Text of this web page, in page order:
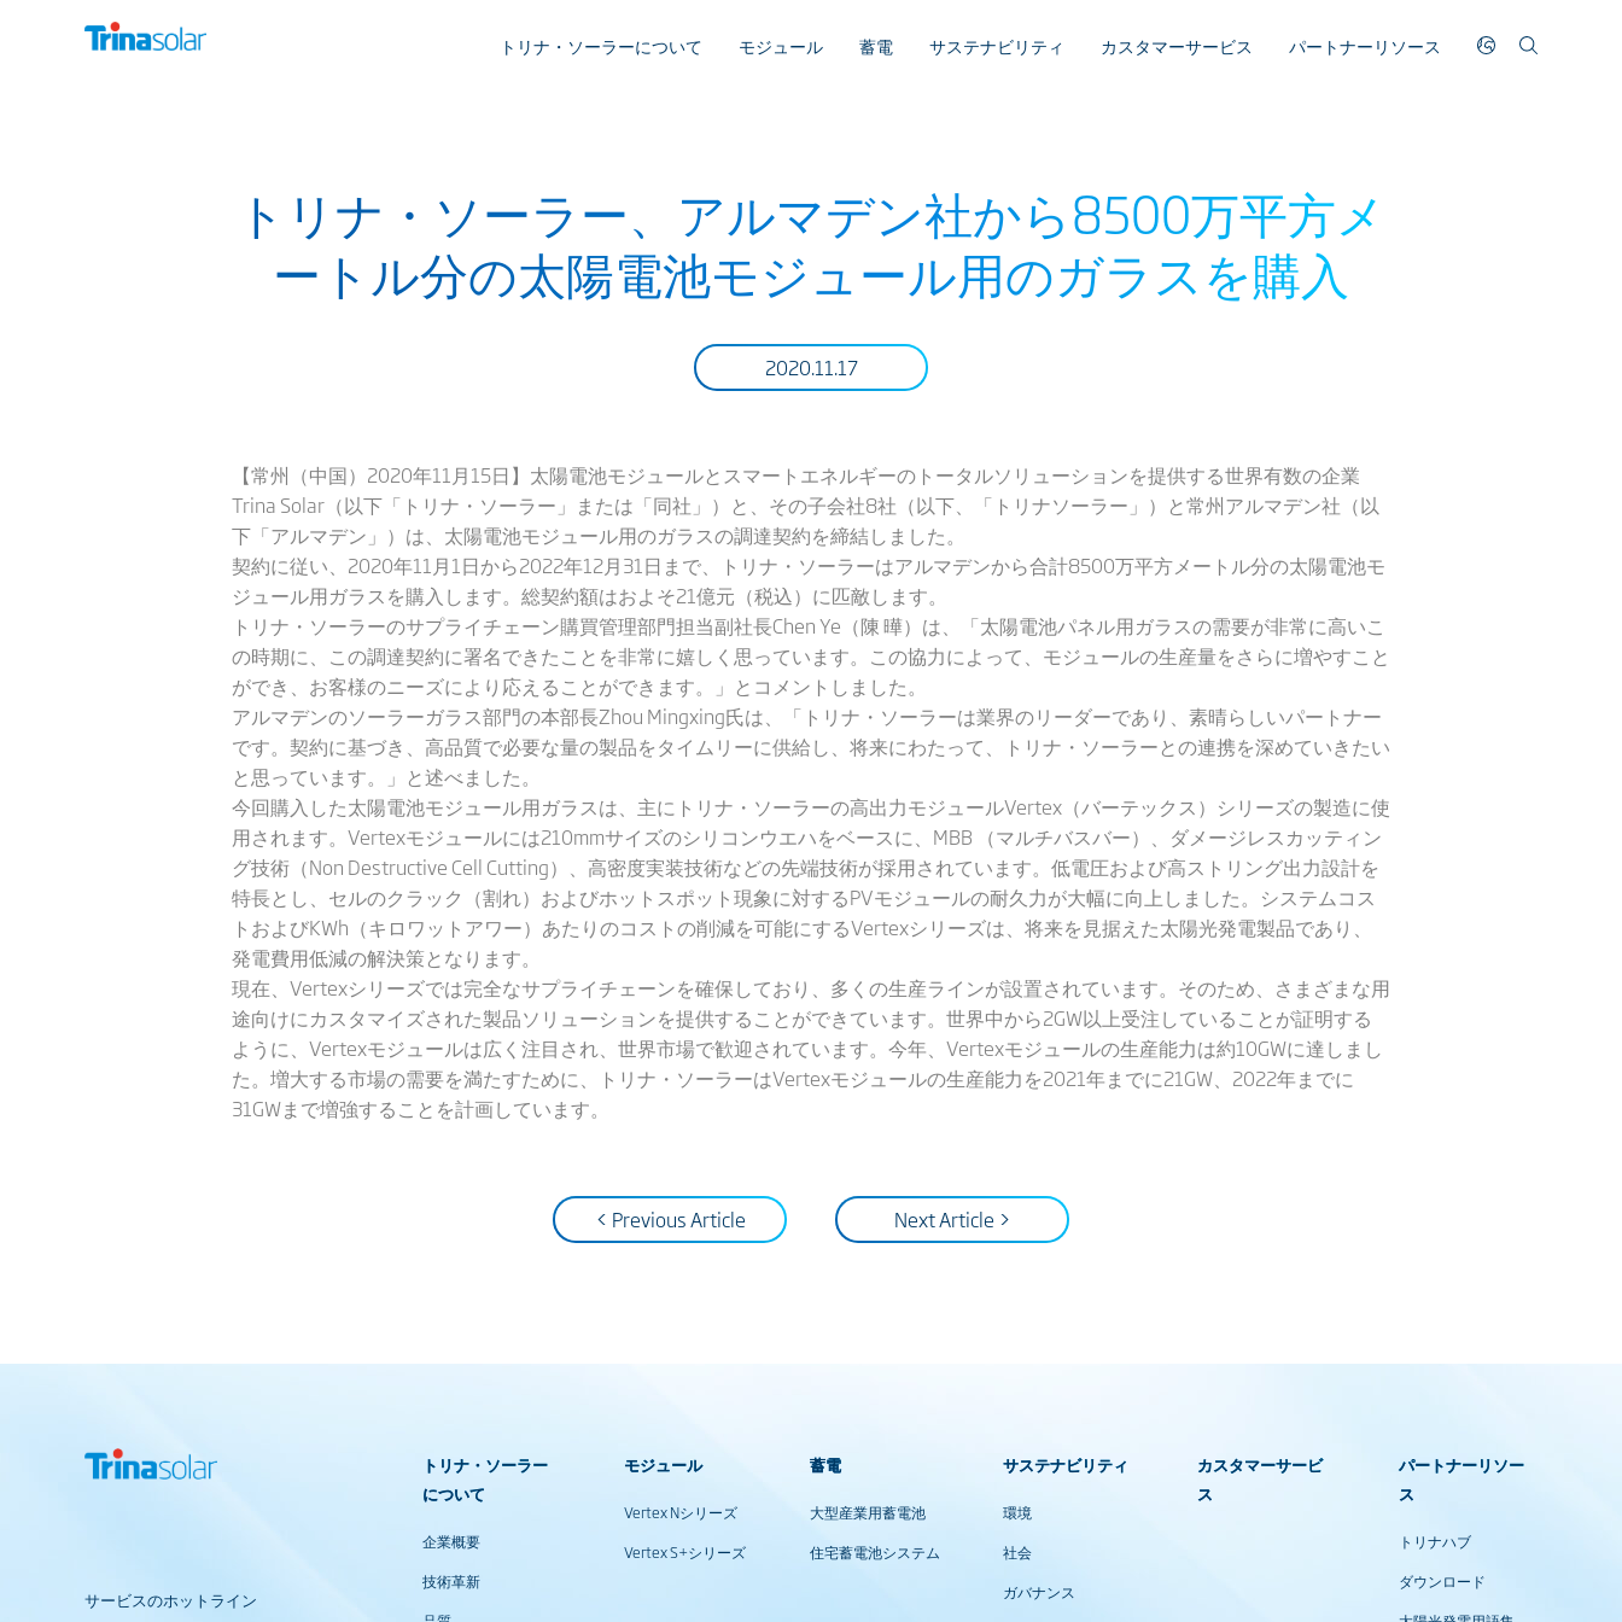
トリナ・ソーラーについて モジュール 蓄電 サステナビリティ カスタマーサービス パートナーリソース
トリナ・ソーラー、アルマデン社から8500万平方メ
ートル分の太陽電池モジュール用のガラスを購入
2020.11.17
【常州（中国）2020年11月15日】太陽電池モジュールとスマートエネルギーのトータルソリューションを提供する世界有数の企業
Trina Solar（以下「トリナ・ソーラー」または「同社」）と、その子会社8社（以下、「トリナソーラー」）と常州アルマデン社（以
下「アルマデン」）は、太陽電池モジュール用のガラスの調達契約を締結しました。
契約に従い、2020年11月1日から2022年12月31日まで、トリナ・ソーラーはアルマデンから合計8500万平方メートル分の太陽電池モ
ジュール用ガラスを購入します。総契約額はおよそ21億元（税込）に匹敵します。
トリナ・ソーラーのサプライチェーン購買管理部門担当副社長Chen Ye（陳 曄）は、「太陽電池パネル用ガラスの需要が非常に高いこ
の時期に、この調達契約に署名できたことを非常に嬉しく思っています。この協力によって、モジュールの生産量をさらに増やすこと
ができ​​、お客様のニーズにより応えることができます。」とコメントしました。
アルマデンのソーラーガラス部門の本部長Zhou Mingxing氏は、「トリナ・ソーラーは業界のリーダーであり、素晴らしいパートナー
です。契約に基づき、高品質で必要な量の製品をタイムリーに供給し、将来にわたって、トリナ・ソーラーとの連携を深めていきたい
と思っています。」と述べました。
今回購入した太陽電池モジュール用ガラスは、主にトリナ・ソーラーの高出力モジュールVertex（バーテックス）シリーズの製造に使
用されます。Vertexモジュールには210mmサイズのシリコンウエハをベースに、MBB （マルチバスバー）、ダメージレスカッティン
グ技術（Non Destructive Cell Cutting）、高密度実装技術などの先端技術が採用されています。低電圧および高ストリング出力設計を
特長とし、セルのクラック（割れ）およびホットスポット現象に対するPVモジュールの耐久力が大幅に向上しました。システムコス
トおよびKWh（キロワットアワー）あたりのコストの削減を可能にするVertexシリーズは、将来を見据えた太陽光発電製品であり、
発電費用低減の解決策となります。
現在、Vertexシリーズでは完全なサプライチェーンを確保しており、多くの生産ラインが設置されています。そのため、さまざまな用
途向けにカスタマイズされた製品ソリューションを提供することができています。世界中から2GW以上受注していることが証明する
ように、Vertexモジュールは広く注目され、世界市場で歓迎されています。今年、Vertexモジュールの生産能力は約10GWに達しまし
た。増大する市場の需要を満たすために、トリナ・ソーラーはVertexモジュールの生産能力を2021年までに21GW、2022年までに
31GWまで増強することを計画しています。
< Previous Article Next Article >
サービスのホットライン
トリナ・ソーラー
について
企業概要
技術革新
モジュール
Vertex Nシリーズ
Vertex S+シリーズ
蓄電
大型産業用蓄電池
住宅蓄電池システム
サステナビリティ
環境
社会
ガバナンス
カスタマーサービ
ス
パートナーリソー
ス
トリナハブ
ダウンロード